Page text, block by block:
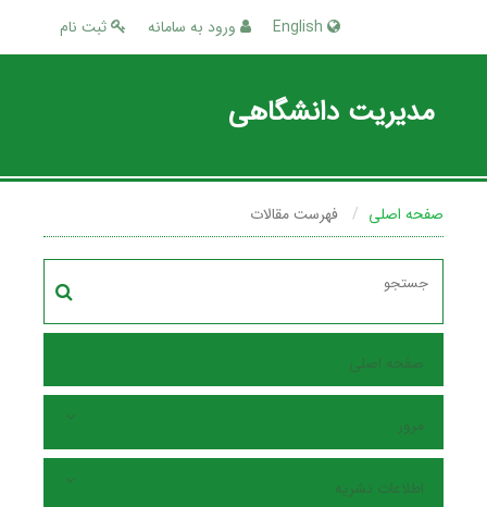
ثبت نام ورود به سامانه
مدیریت دانشگاهی
صفحه اصلی فهرست مقالات
صفحه اصلی
مرور
اطلاعات نشریه